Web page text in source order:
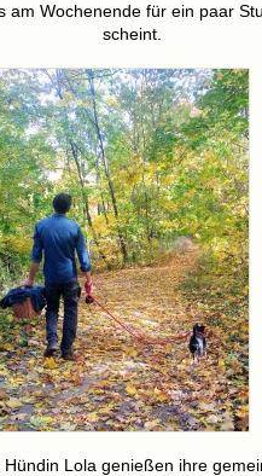
am Wochenende für ein paar
scheint.
Hündin Lola genießen ihre